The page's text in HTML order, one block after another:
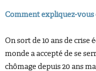
Comment expliquez-vous
On sort de 10 ans de
monde a accepté de se
chômage depuis 20 ans